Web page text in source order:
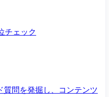
チェック
問を発掘し、コンテンツ